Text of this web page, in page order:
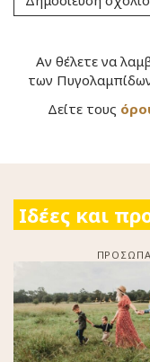
Αν θέλετε να
των
Δείτε τους
Ιδέες και